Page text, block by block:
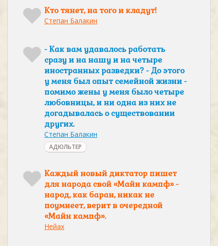
Кто тянет, на того и кладут!
Степан Балакин
- Как вам удавалось работать
сразу и на нашу и на четыре
иностранных разведки? - До этого
у меня был опыт семейной жизни -
помимо жены у меня было четыре
любовницы, и ни одна из них не
догадывалась о существовании
других.
Степан Балакин
АДЮЛЬТЕР
Каждый новый диктатор пишет
для народа свой «Майн кампф» -
народ, как баран, никак не
поумнеет, верит в очередной
«Майн кампф».
Нейах